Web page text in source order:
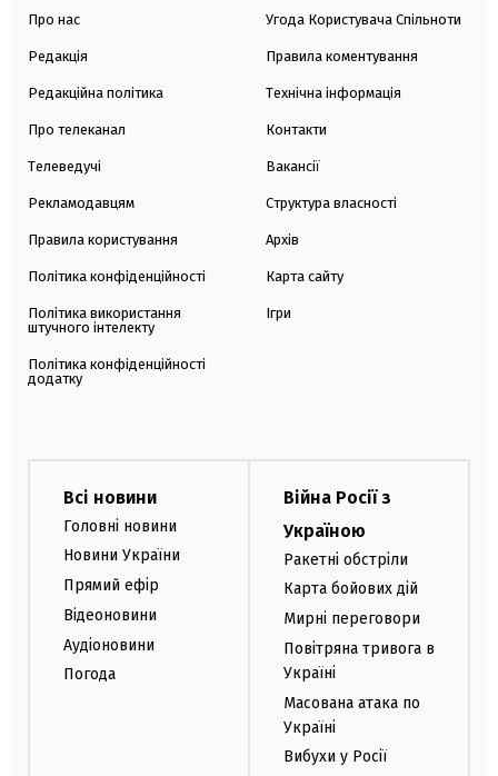
Про нас
Редакція
Редакційна політика
Про телеканал
Телеведучі
Рекламодавцям
Правила користування
Політика конфіденційності
Політика використання
штучного інтелекту
Політика конфіденційності
додатку
Угода Користувача Спільноти
Правила коментування
Технічна інформація
Контакти
Вакансії
Структура власності
Архів
Карта сайту
Ігри
Всі новини
Головні новини
Новини України
Прямий ефір
Відеоновини
Аудіоновини
Погода
Війна Росії з
Україною
Ракетні обстріли
Карта бойових дій
Мирні переговори
Повітряна тривога в
Україні
Масована атака по
Україні
Вибухи у Росії